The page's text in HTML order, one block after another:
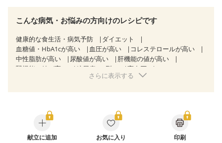
こんな病気・お悩みの方向けのレシピです
健康的な食生活・病気予防
ダイエット
血糖値・HbA1cが高い
血圧が高い
コレステロールが高い
中性脂肪が高い
尿酸値が高い
肝機能の値が高い
腎機能の値が高い
糖尿病（2型）
高血圧
胃ポリープ
胆石症
糖尿病性腎症（第３期）
CKD（ステージ１）
CKD（ステージ２）
CKD（ステージ３a）
乳がん（抗がん剤治療中）
乳がん（ホルモン療法中）
さらに表示する
献立に追加 お気に入り 印刷